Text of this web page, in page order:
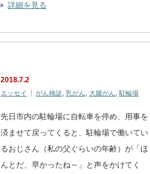
詳細を見る
2018.7.2
エッセイ がん検診 乳がん 大腸がん 駐輪場
先日市内の駐輪場に自転車を停め、用事を
済ませて戻ってくると、駐輪場で働いてい
るおじさん（私の父ぐらいの年齢）が「ほ
んとだ、早かったね～」と声をかけてく